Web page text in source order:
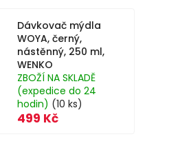
Dávkovač mýdla
WOYA, černý,
nástěnný, 250 ml,
WENKO
ZBOŽÍ NA SKLADĚ
(expedice do 24
hodin) (10 ks)
499 Kč